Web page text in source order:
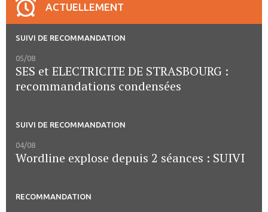
ACTUELLEMENT
SUIVI DE RECOMMANDATION
05/08
SES et ELECTRICITE DE STRASBOURG :
recommandations condensées
SUIVI DE RECOMMANDATION
04/08
Wordline explose depuis 2 séances : SUIVI
RECOMMANDATION